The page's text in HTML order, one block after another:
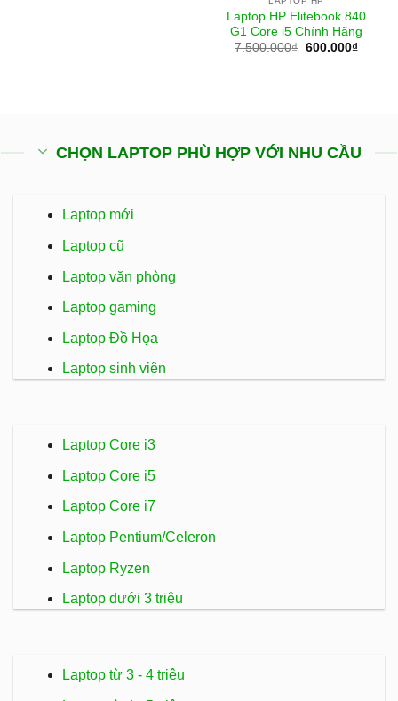
Laptop HP Elitebook 840
G1 Core i5 Chính Hãng
7.500.000₫ Giá
600.000₫Giá
CHỌN LAPTOP PHÙ HỢP VỚI NHU CẦU
Laptop mới
Laptop cũ
Laptop văn phòng
Laptop gaming
Laptop Đồ Họa
Laptop sinh viên
Laptop Core i3
Laptop Core i5
Laptop Core i7
Laptop Pentium/Celeron
Laptop Ryzen
Laptop dưới 3 triệu
Laptop từ 3 - 4 triệu